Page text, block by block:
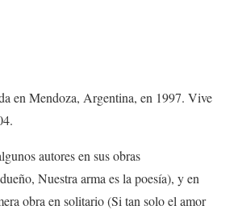
en Mendoza, Argentina, en 1997. Vive
autores en sus obras
Nuestra arma es la poesía), y en
obra en solitario (Si tan solo el amor